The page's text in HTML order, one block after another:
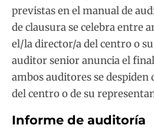
previstas en el manual de
de clausura se celebra entre
el/la director/a del centro o
auditor senior anuncia el
ambos auditores se despiden
del centro o de su
Informe de auditoría